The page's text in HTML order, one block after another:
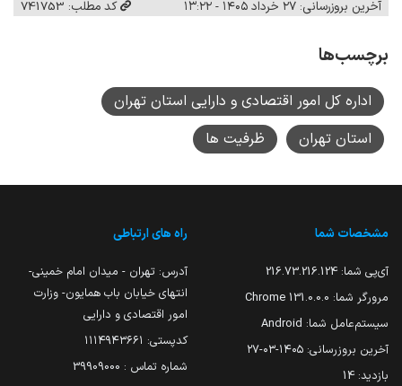
آخرین بروزرسانی: ۲۷ خرداد ۱۴۰۵ - ۱۳:۲۲
کد مطلب: 741753
برچسب‌ها
اداره کل امور اقتصادی و دارایی استان تهران
استان تهران
ظرفیت ها
مشخصات شما
آی‌پی شما: 216.73.216.124
مرورگر شما: 131.0.0.0 Chrome
سیستم‌عامل شما: Android
آخرین بروزرسانی: ۱۴۰۵-۰۳-۲۷
بازدید: 14
راه های ارتباطی
آدرس: تهران - میدان امام خمینی-
انتهای خیابان باب همایون- وزارت
امور اقتصادی و دارایی
کدپستی: ۱۱۱۴۹۴۳۶۶۱
شماره تماس : 39909000